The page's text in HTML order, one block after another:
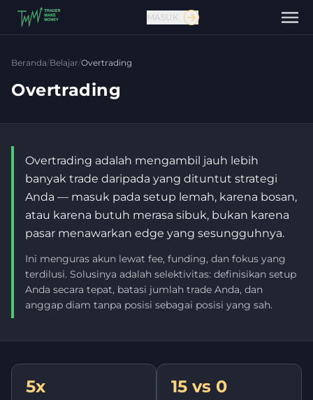
Hubungi kami
MASUK
Beranda/Belajar/Overtrading
Overtrading
Overtrading adalah mengambil jauh lebih
banyak trade daripada yang dituntut strategi
Anda — masuk pada setup lemah, karena bosan,
atau karena butuh merasa sibuk, bukan karena
pasar menawarkan edge yang sesungguhnya.
Ini menguras akun lewat fee, funding, dan fokus yang
terdilusi. Solusinya adalah selektivitas: definisikan setup
Anda secara tepat, batasi jumlah trade Anda, dan
anggap diam tanpa posisi sebagai posisi yang sah.
5x 15 vs 0